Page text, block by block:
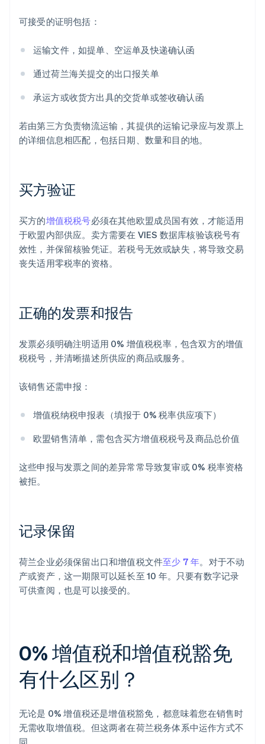
可接受的证明包括：
运输文件，如提单、空运单及快递确认函
通过荷兰海关提交的出口报关单
承运方或收货方出具的交货单或签收确认函
若由第三方负责物流运输，其提供的运输记录应与发票上
的详细信息相匹配，包括日期、数量和目的地。
买方验证
买方的增值税税号必须在其他欧盟成员国有效，才能适用
于欧盟内部供应。卖方需要在 VIES 数据库核验该税号有
效性，并保留核验凭证。若税号无效或缺失，将导致交易
丧失适用零税率的资格。
正确的发票和报告
发票必须明确注明适用 0% 增值税税率，包含双方的增值
税税号，并清晰描述所供应的商品或服务。
该销售还需申报：
增值税纳税申报表（填报于 0% 税率供应项下）
欧盟销售清单，需包含买方增值税税号及商品总价值
这些申报与发票之间的差异常常导致复审或 0% 税率资格
被拒。
记录保留
荷兰企业必须保留出口和增值税文件至少 7 年。对于不动
产或资产，这一期限可以延长至 10 年。只要有数字记录
可供查阅，也是可以接受的。
0% 增值税和增值税豁免
有什么区别？
无论是 0% 增值税还是增值税豁免，都意味着您在销售时
无需收取增值税。但这两者在荷兰税务体系中运作方式不